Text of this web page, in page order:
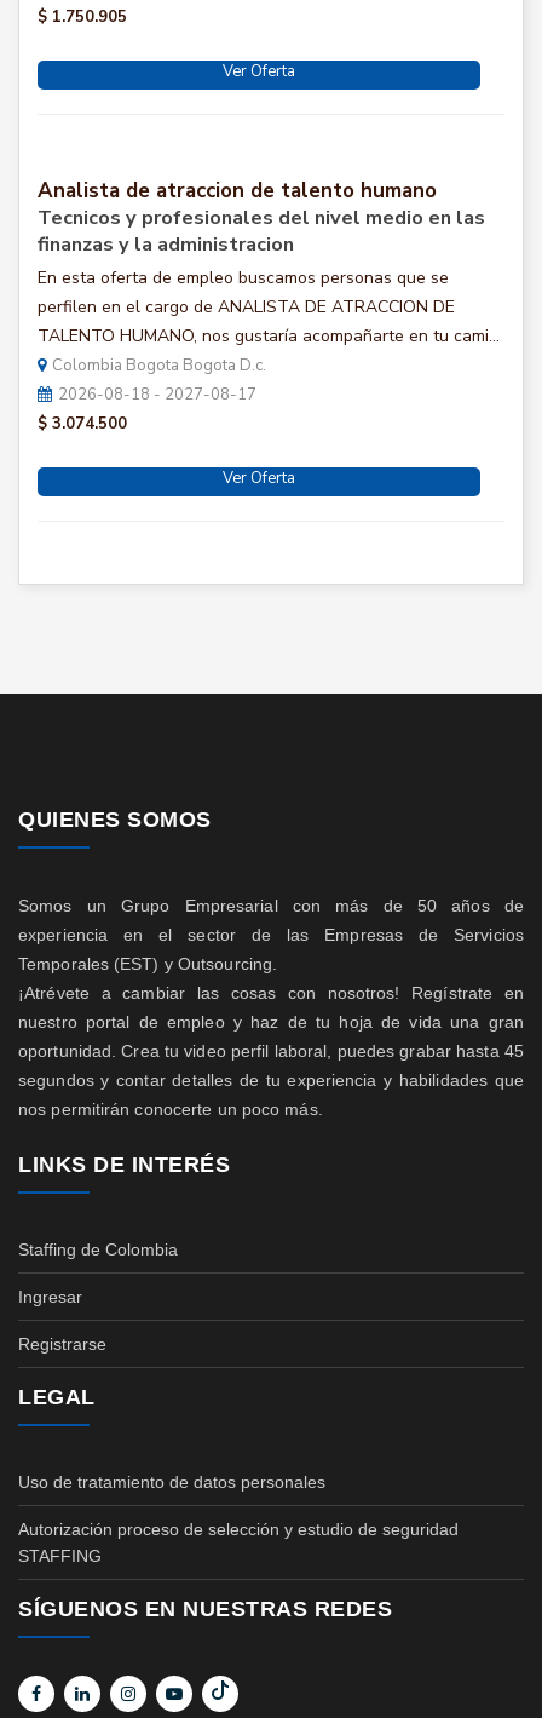
$ 1.750.905
Ver Oferta
Analista de atraccion de talento humano
Tecnicos y profesionales del nivel medio en las
finanzas y la administracion
En esta oferta de empleo buscamos personas que se
perfilen en el cargo de ANALISTA DE ATRACCION DE
TALENTO HUMANO, nos gustaría acompañarte en tu cami...
Colombia Bogota Bogota D.c.
2026-08-18 - 2027-08-17
$ 3.074.500
Ver Oferta
QUIENES SOMOS
Somos un Grupo Empresarial con más de 50 años de
experiencia en el sector de las Empresas de Servicios
Temporales (EST) y Outsourcing.
¡Atrévete a cambiar las cosas con nosotros! Regístrate en
nuestro portal de empleo y haz de tu hoja de vida una gran
oportunidad. Crea tu video perfil laboral, puedes grabar hasta 45
segundos y contar detalles de tu experiencia y habilidades que
nos permitirán conocerte un poco más.
LINKS DE INTERÉS
Staffing de Colombia
Ingresar
Registrarse
LEGAL
Uso de tratamiento de datos personales
Autorización proceso de selección y estudio de seguridad
STAFFING
SÍGUENOS EN NUESTRAS REDES